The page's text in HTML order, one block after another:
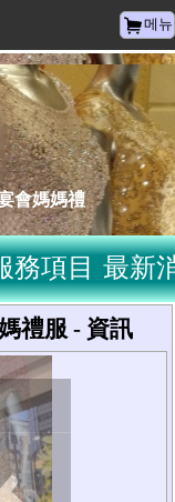
메뉴
會媽媽禮
務項目 最新
禮服 - 資訊